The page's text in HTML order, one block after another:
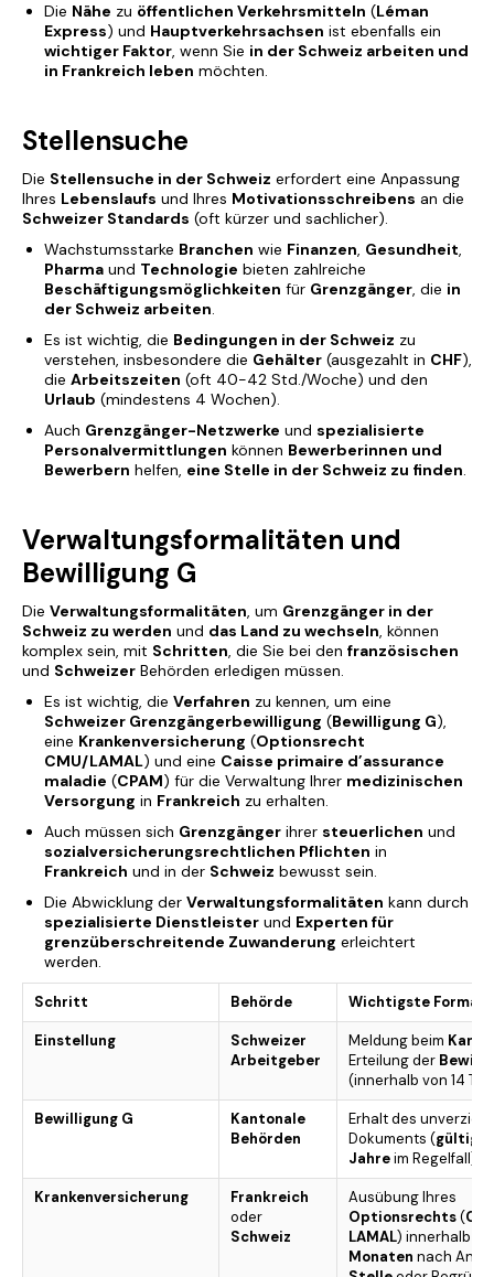
Die Nähe zu öffentlichen Verkehrsmitteln (Léman
Express) und Hauptverkehrsachsen ist ebenfalls ein
wichtiger Faktor, wenn Sie in der Schweiz arbeiten und
in Frankreich leben möchten.
Stellensuche
Die Stellensuche in der Schweiz erfordert eine Anpassung
Ihres Lebenslaufs und Ihres Motivationsschreibens an die
Schweizer Standards (oft kürzer und sachlicher).
Wachstumsstarke Branchen wie Finanzen, Gesundheit,
Pharma und Technologie bieten zahlreiche
Beschäftigungsmöglichkeiten für Grenzgänger, die in
der Schweiz arbeiten.
Es ist wichtig, die Bedingungen in der Schweiz zu
verstehen, insbesondere die Gehälter (ausgezahlt in CHF),
die Arbeitszeiten (oft 40-42 Std./Woche) und den
Urlaub (mindestens 4 Wochen).
Auch Grenzgänger-Netzwerke und spezialisierte
Personalvermittlungen können Bewerberinnen und
Bewerbern helfen, eine Stelle in der Schweiz zu finden.
Verwaltungsformalitäten und
Bewilligung G
Die Verwaltungsformalitäten, um Grenzgänger in der
Schweiz zu werden und das Land zu wechseln, können
komplex sein, mit Schritten, die Sie bei den französischen
und Schweizer Behörden erledigen müssen.
Es ist wichtig, die Verfahren zu kennen, um eine
Schweizer Grenzgängerbewilligung (Bewilligung G),
eine Krankenversicherung (Optionsrecht
CMU/LAMAL) und eine Caisse primaire d’assurance
maladie (CPAM) für die Verwaltung Ihrer medizinischen
Versorgung in Frankreich zu erhalten.
Auch müssen sich Grenzgänger ihrer steuerlichen und
sozialversicherungsrechtlichen Pflichten in
Frankreich und in der Schweiz bewusst sein.
Die Abwicklung der Verwaltungsformalitäten kann durch
spezialisierte Dienstleister und Experten für
grenzüberschreitende Zuwanderung erleichtert
werden.
Schritt Behörde Wichtigste
Einstellung
Schweizer
Arbeitgeber
Meldung beim
Erteilung der
(innerhalb von 14
Bewilligung G
Kantonale
Behörden
Erhalt des
Dokuments (gültig
Jahreim Regelfall).
Krankenversicherung
Frankreich
oder
Schweiz
Ausübung Ihres
Optionsrechts(
LAMAL) innerhalb
Monaten nach